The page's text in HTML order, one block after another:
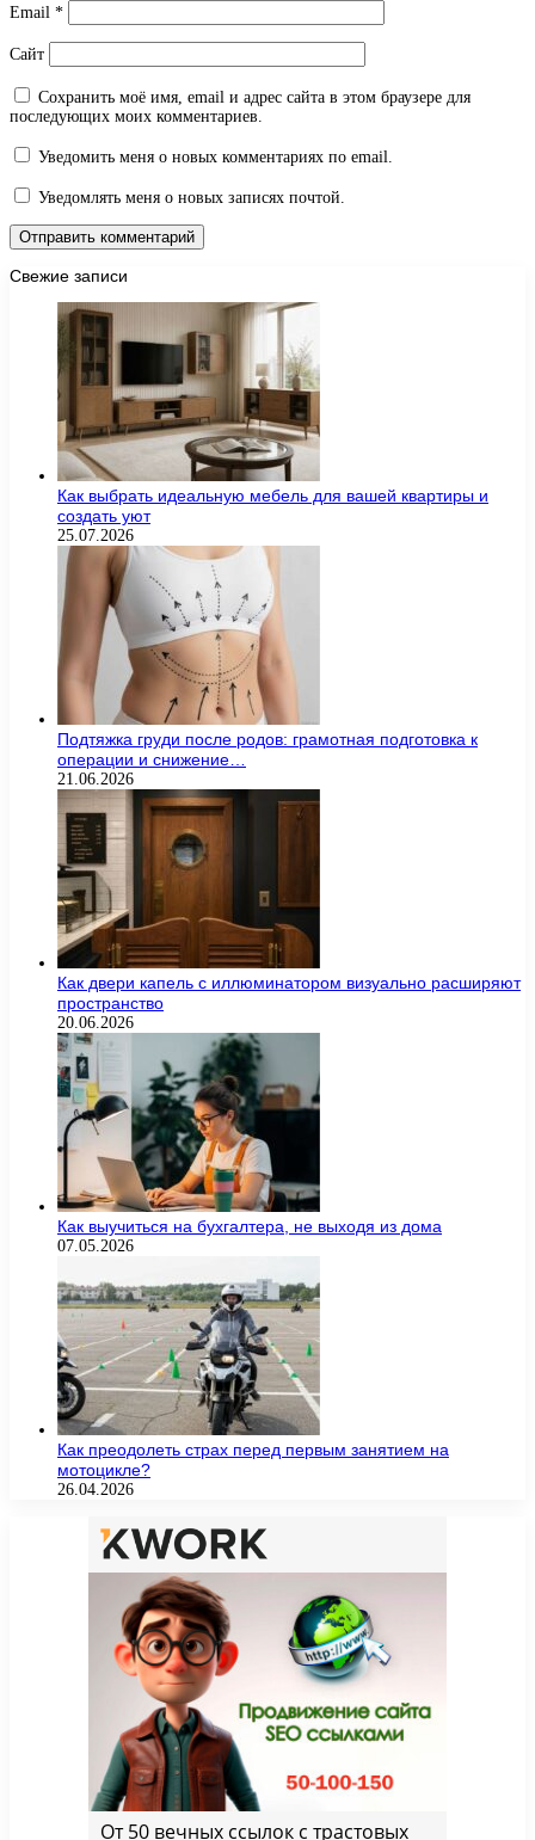
Email *
Сайт
Сохранить моё имя, email и адрес сайта в этом браузере для
последующих моих комментариев.
Уведомить меня о новых комментариях по email.
Уведомлять меня о новых записях почтой.
Свежие записи
Как выбрать идеальную мебель для вашей квартиры и
создать уют
25.07.2026
Подтяжка груди после родов: грамотная подготовка к
операции и снижение…
21.06.2026
Как двери капель с иллюминатором визуально расширяют
пространство
20.06.2026
Как выучиться на бухгалтера, не выходя из дома
07.05.2026
Как преодолеть страх перед первым занятием на
мотоцикле?
26.04.2026